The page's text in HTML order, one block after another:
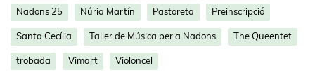
Nadons 25 Núria Martín Pastoreta Preinscripció
Santa Cecília Taller de Música per a Nadons The Queentet
trobada Vimart Violoncel